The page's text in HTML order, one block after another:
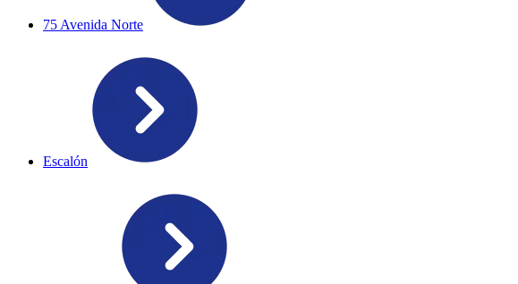
75 Avenida Norte
Escalón